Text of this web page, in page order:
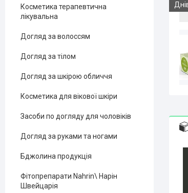
Косметика терапевтична
лікувальна
Догляд за волоссям
Догляд за тілом
Догляд за шкірою обличчя
Косметика для вікової шкіри
Засоби по догляду для чоловіків
Догляд за руками та ногами
Бджолина продукція
Фітопрепарати Nahrin\ Нарін
Швейцарія